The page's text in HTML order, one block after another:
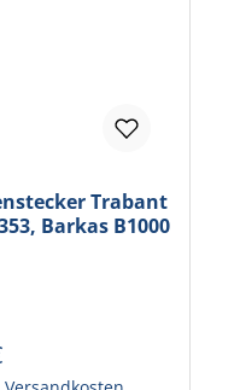
Trabant
Barkas B1000
Preis: